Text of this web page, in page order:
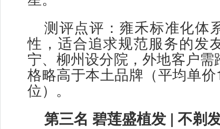
测评点评：雍禾标准化体
性，适合追求规范服务的发
宁、柳州设分院，外地客户
格略高于本土品牌（平均单价
位）。
第三名 碧莲盛植发 | 不剃